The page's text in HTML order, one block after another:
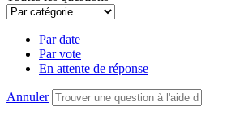
Par date
Par vote
En attente de réponse
Annuler